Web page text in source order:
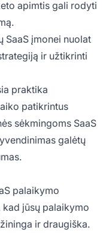
apimtis gali rodyti
SaaS įmonei nuolat
ir užtikrinti
praktika
patikrintus
sėkmingoms SaaS
galėtų
palaikymo
jūsų palaikymo
ir draugiška.